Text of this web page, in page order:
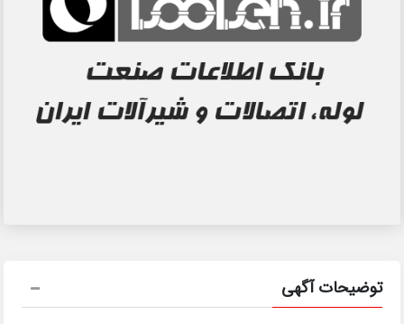
توضیحات آگهی